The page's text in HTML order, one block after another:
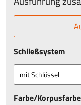
Schließsystem
Farbe/Korpusfarbe